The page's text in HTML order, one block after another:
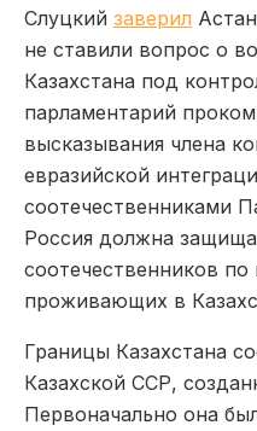
Слуцкий заверил
не ставили вопрос о
Казахстана под
парламентарий
высказывания члена
евразийской
соотечественниками
Россия должна
соотечественников
проживающих в
Границы Казахстана
Казахской ССР,
Первоначально она